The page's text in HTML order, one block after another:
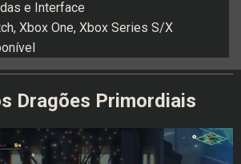
e Interface
Xbox One, Xbox Series S/X
Dragões Primordiais